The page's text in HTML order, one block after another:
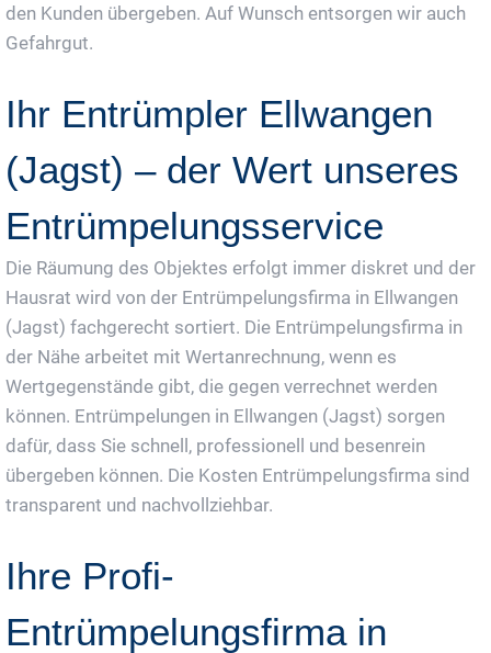
den Kunden übergeben. Auf Wunsch entsorgen wir auch
Gefahrgut.
Ihr Entrümpler Ellwangen
(Jagst) – der Wert unseres
Entrümpelungsservice
Die Räumung des Objektes erfolgt immer diskret und der
Hausrat wird von der Entrümpelungsfirma in Ellwangen
(Jagst) fachgerecht sortiert. Die Entrümpelungsfirma in
der Nähe arbeitet mit Wertanrechnung, wenn es
Wertgegenstände gibt, die gegen verrechnet werden
können. Entrümpelungen in Ellwangen (Jagst) sorgen
dafür, dass Sie schnell, professionell und besenrein
übergeben können. Die Kosten Entrümpelungsfirma sind
transparent und nachvollziehbar.
Ihre Profi-
Entrümpelungsfirma in